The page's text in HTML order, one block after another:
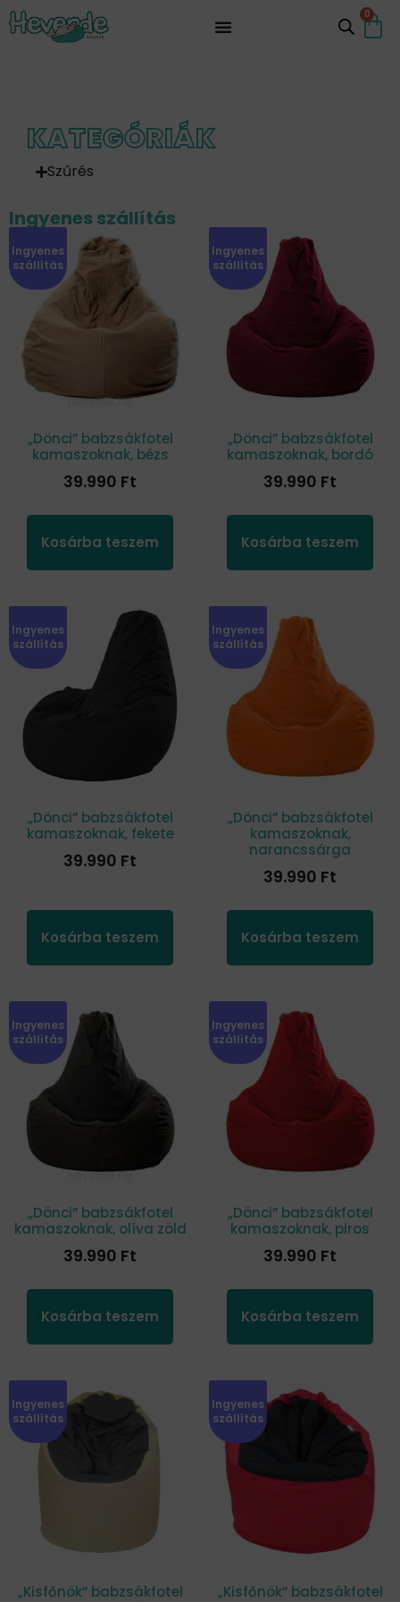
0
KATEGÓRIÁK
Szűrés
Ingyenes szállítás
Ingyenes
szállítás
„Dönci” babzsákfotel
kamaszoknak, bézs
39.990 Ft
Kosárba teszem
Ingyenes
szállítás
„Dönci” babzsákfotel
kamaszoknak, bordó
39.990 Ft
Kosárba teszem
Ingyenes
szállítás
„Dönci” babzsákfotel
kamaszoknak, fekete
39.990 Ft
Kosárba teszem
Ingyenes
szállítás
„Dönci” babzsákfotel
kamaszoknak,
narancssárga
39.990 Ft
Kosárba teszem
Ingyenes
szállítás
„Dönci” babzsákfotel
kamaszoknak, olíva zöld
39.990 Ft
Kosárba teszem
Ingyenes
szállítás
„Dönci” babzsákfotel
kamaszoknak, piros
39.990 Ft
Kosárba teszem
Ingyenes
szállítás
„Kisfőnök” babzsákfotel
Ingyenes
szállítás
„Kisfőnök” babzsákfotel